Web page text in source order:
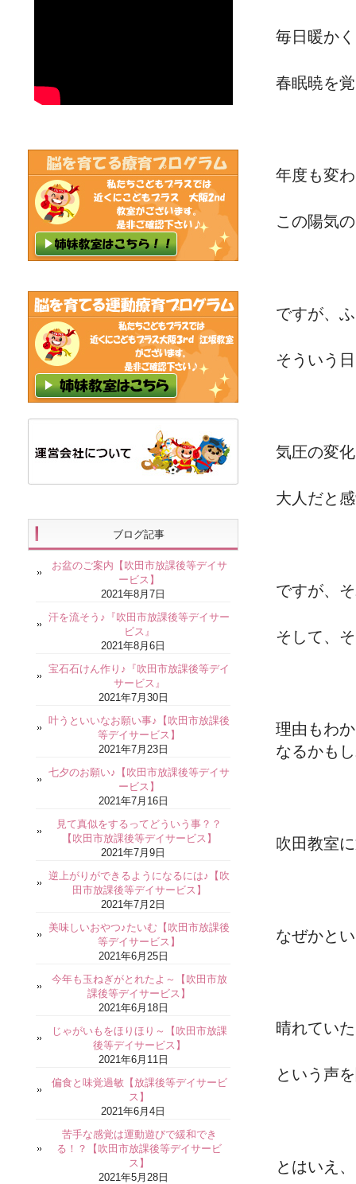
毎日暖か
春眠暁を
年度も変
この陽気
ですが、
そういう
気圧の変
大人だと
ですが、
そして、
理由もわ
なるかも
吹田教室
なぜかと
晴れてい
という声
とはいえ
ブログ記事
お盆のご案内【吹田市放課後等デイサ
ービス】
2021年8月7日
汗を流そう♪『吹田市放課後等デイサー
ビス』
2021年8月6日
宝石石けん作り♪『吹田市放課後等デイ
サービス』
2021年7月30日
叶うといいなお願い事♪【吹田市放課後
等デイサービス】
2021年7月23日
七夕のお願い♪【吹田市放課後等デイサ
ービス】
2021年7月16日
見て真似をするってどういう事？？
【吹田市放課後等デイサービス】
2021年7月9日
逆上がりができるようになるには♪【吹
田市放課後等デイサービス】
2021年7月2日
美味しいおやつ♪たいむ【吹田市放課後
等デイサービス】
2021年6月25日
今年も玉ねぎがとれたよ～【吹田市放
課後等デイサービス】
2021年6月18日
じゃがいもをほりほり～【吹田市放課
後等デイサービス】
2021年6月11日
偏食と味覚過敏【放課後等デイサービ
ス】
2021年6月4日
苦手な感覚は運動遊びで緩和でき
る！？【吹田市放課後等デイサービ
ス】
2021年5月28日